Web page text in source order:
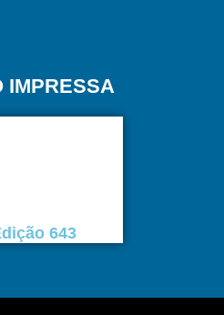
IMPRESSA
643